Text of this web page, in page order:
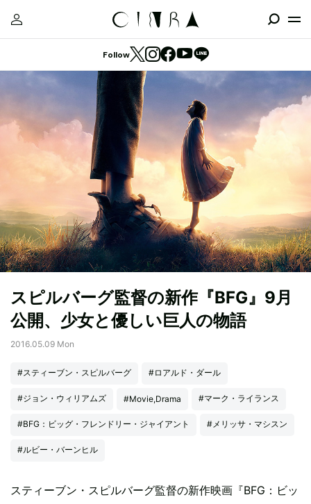
Follow
スピルバーグ監督の新作『BFG』9月
公開、少女と優しい巨人の物語
2016.05.09 Mon
#スティーブン・スピルバーグ #ロアルド・ダール
#ジョン・ウィリアムズ #Movie,Drama #マーク・ライランス
#BFG：ビッグ・フレンドリー・ジャイアント #メリッサ・マシスン
#ルビー・バーンヒル
スティーブン・スピルバーグ監督の新作映画『BFG：ビッ